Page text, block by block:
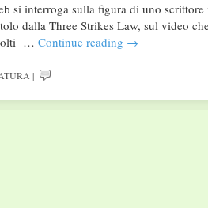
si interroga sulla figura di uno
dalla Three Strikes Law, sul video
… Continue reading →
|